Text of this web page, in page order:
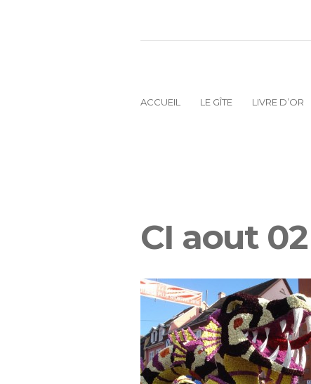
ACCUEIL LE GÎTE LIVRE D’OR
CI aout 02